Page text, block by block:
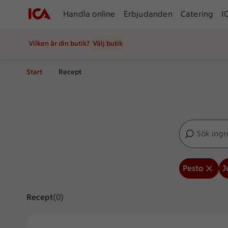
Handla online Erbjudanden Catering
Vilken är din butik? Välj butik
Start Recept
Sök
Inga förslag
Pesto
ReceptVisar 0 stycken
(0)